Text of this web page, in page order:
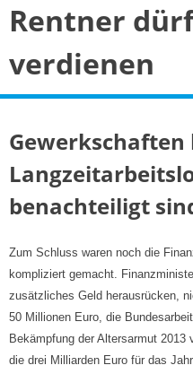
Rentner
verdienen
benachteiligt
Zum Schluss waren noch die
kompliziert gemacht.
zusätzliches Geld herausrücken,
50 Millionen Euro, die
Bekämpfung der Altersarmut
die drei Milliarden Euro für das